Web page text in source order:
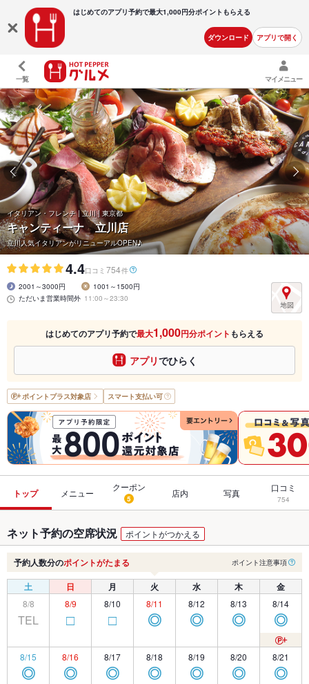
はじめてのアプリ予約で最大1,000円分ポイントもらえる
ダウンロード アプリで開く
一覧 マイメニュー
イタリアン・フレンチ | 立川 | 東京都
キャンティーナ 立川店
立川人気イタリアンがリニューアルOPEN♪
4.4口コミ 754件
2001～3000円
1001～1500円
ただいま営業時間外 11:00～23:30
はじめてのアプリ予約で最大1,000円分ポイント もらえる
アプリでひらく
ポイントプラス対象店 スマート支払い可
トップ メニュー
クーポン
5 店内 写真 口コミ
754
ネット予約の空席状況 ポイントがつかえる
予約人数分のポイントがたまる ポイント注意事項
土 日 月 火 水 木 金
8/8
TEL
8/9
□
8/10
□
8/11
◎
8/12
◎
8/13
◎
8/14
◎
8/15
◎
8/16
◎
8/17
◎
8/18
◎
8/19
◎
8/20
◎
8/21
◎